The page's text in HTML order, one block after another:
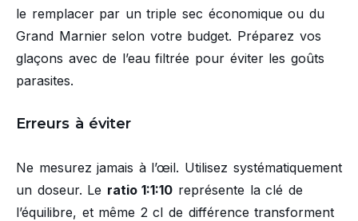
le remplacer par un triple sec économique ou du
Grand Marnier selon votre budget. Préparez vos
glaçons avec de l’eau filtrée pour éviter les goûts
parasites.
Erreurs à éviter
Ne mesurez jamais à l’œil. Utilisez systématiquement
un doseur. Le ratio 1:1:10 représente la clé de
l’équilibre, et même 2 cl de différence transforment